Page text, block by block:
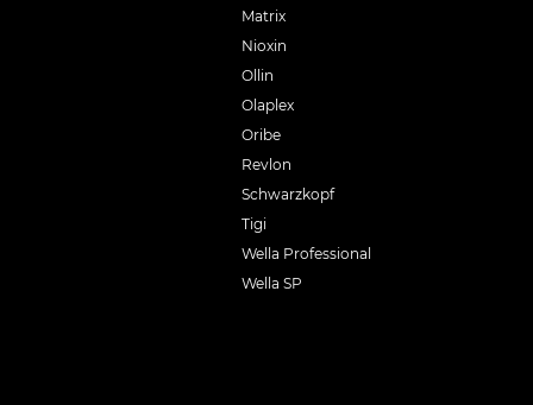
Matrix
Nioxin
Ollin
Olaplex
Oribe
Revlon
Schwarzkopf
Tigi
Wella Professional
Wella SP